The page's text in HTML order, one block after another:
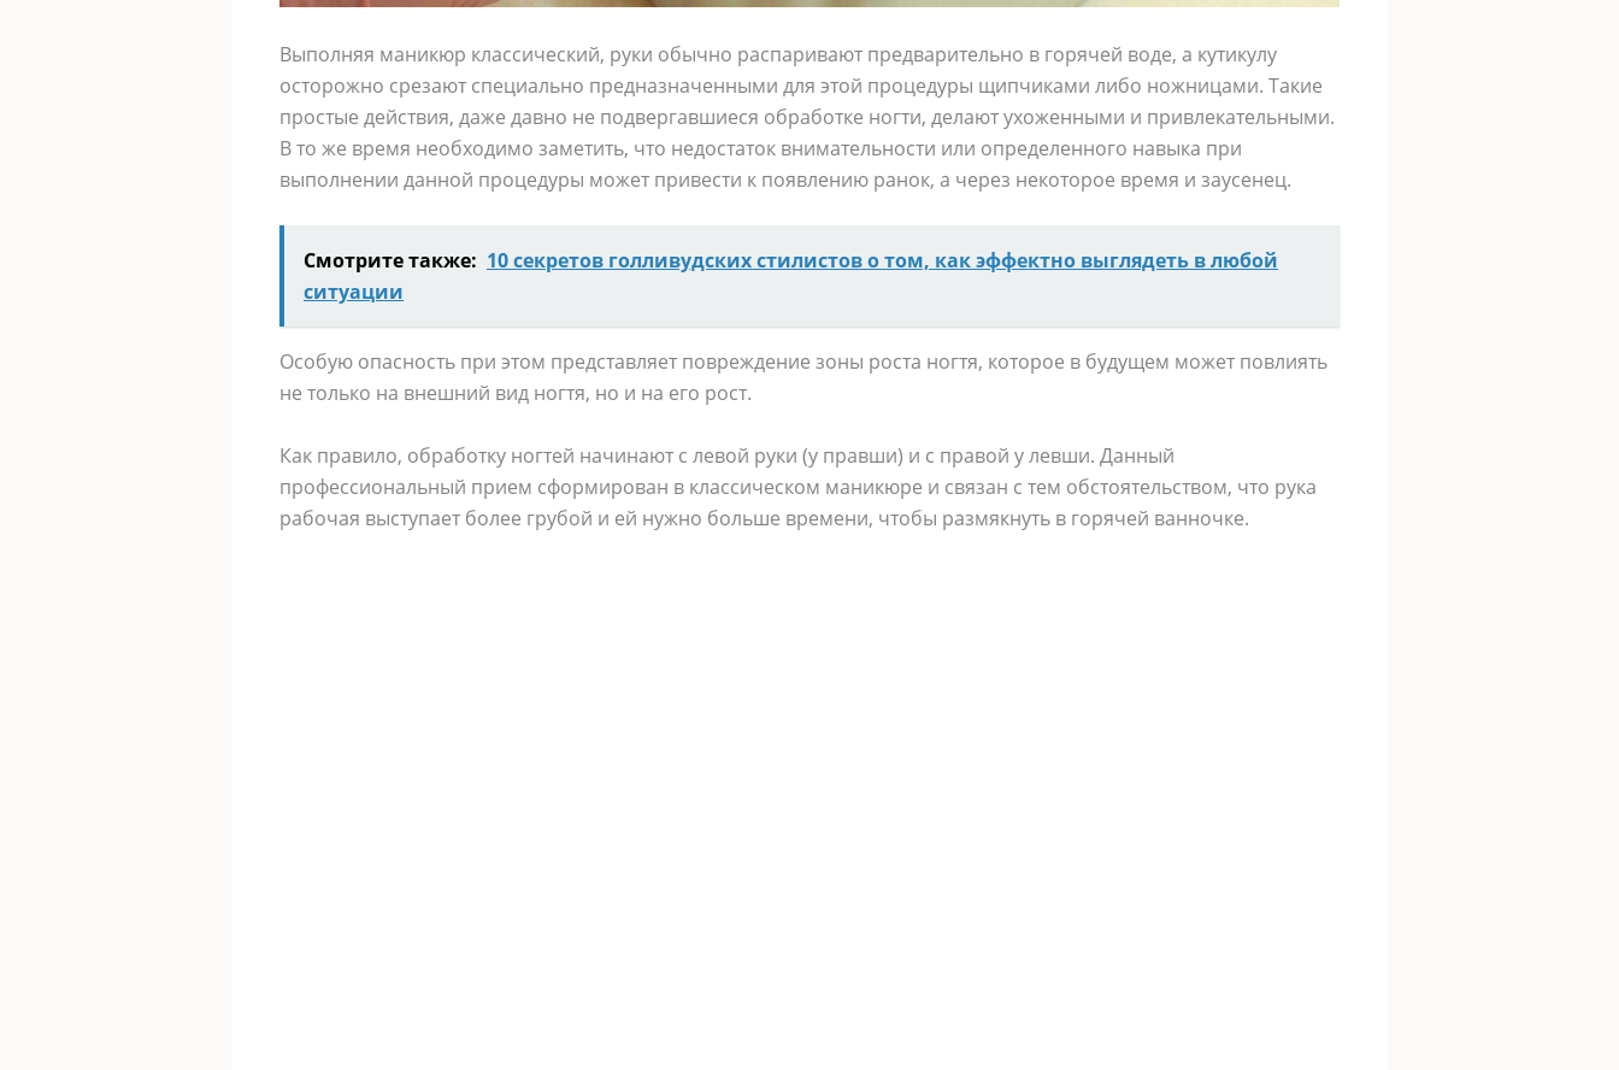
Выполняя маникюр классический, руки обычно распаривают предварительно в горячей воде, а кутикулу
осторожно срезают специально предназначенными для этой процедуры щипчиками либо ножницами. Такие
простые действия, даже давно не подвергавшиеся обработке ногти, делают ухоженными и привлекательными.
В то же время необходимо заметить, что недостаток внимательности или определенного навыка при
выполнении данной процедуры может привести к появлению ранок, а через некоторое время и заусенец.
Смотрите также: 10 секретов голливудских стилистов о том, как эффектно выглядеть в любой
ситуации
Особую опасность при этом представляет повреждение зоны роста ногтя, которое в будущем может повлиять
не только на внешний вид ногтя, но и на его рост.
Как правило, обработку ногтей начинают с левой руки (у правши) и с правой у левши. Данный
профессиональный прием сформирован в классическом маникюре и связан с тем обстоятельством, что рука
рабочая выступает более грубой и ей нужно больше времени, чтобы размякнуть в горячей ванночке.